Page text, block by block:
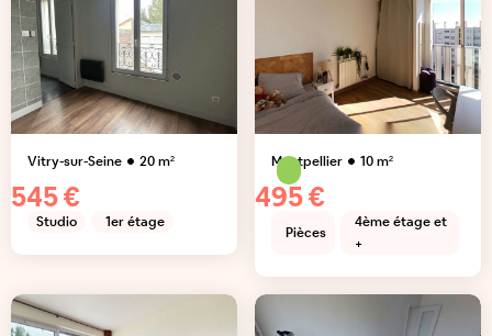
Vitry-sur-Seine 20m²
545 €
Studio 1er étage
Montpellier 10m²
495 €
Pièces
4ème étage et
+